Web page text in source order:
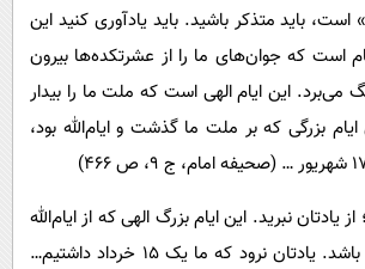
است، باید متذکر باشید. باید یادآوری کنید این
است که جوان‌های ما را از عشرتکده‏‌ها بیرون
می‏‌برد. این ایام الهی است که ملت ما را بیدار
ایام بزرگی که بر ملت ما گذشت و ایام‌الله بود،
یادتان نبرید. این ایام بزرگ الهی که از ایام‌الله
است، اینها را یادتان باشد. یادتان نرود که ما یک ۱۵ خرداد داشتیم…